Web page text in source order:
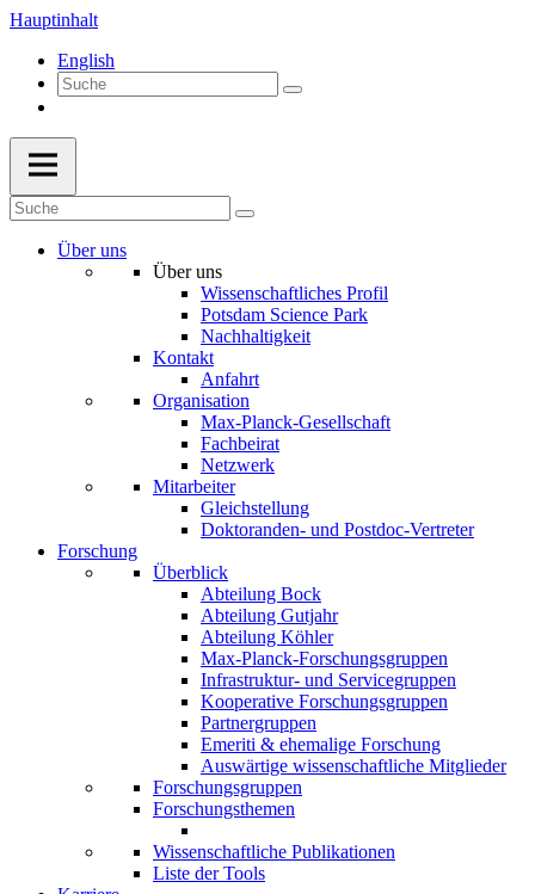
Hauptinhalt
English
Über uns
Über uns
Wissenschaftliches Profil
Potsdam Science Park
Nachhaltigkeit
Kontakt
Anfahrt
Organisation
Max-Planck-Gesellschaft
Fachbeirat
Netzwerk
Mitarbeiter
Gleichstellung
Doktoranden- und Postdoc-Vertreter
Forschung
Überblick
Abteilung Bock
Abteilung Gutjahr
Abteilung Köhler
Max-Planck-Forschungsgruppen
Infrastruktur- und Servicegruppen
Kooperative Forschungsgruppen
Partnergruppen
Emeriti & ehemalige Forschung
Auswärtige wissenschaftliche Mitglieder
Forschungsgruppen
Forschungsthemen
Wissenschaftliche Publikationen
Liste der Tools